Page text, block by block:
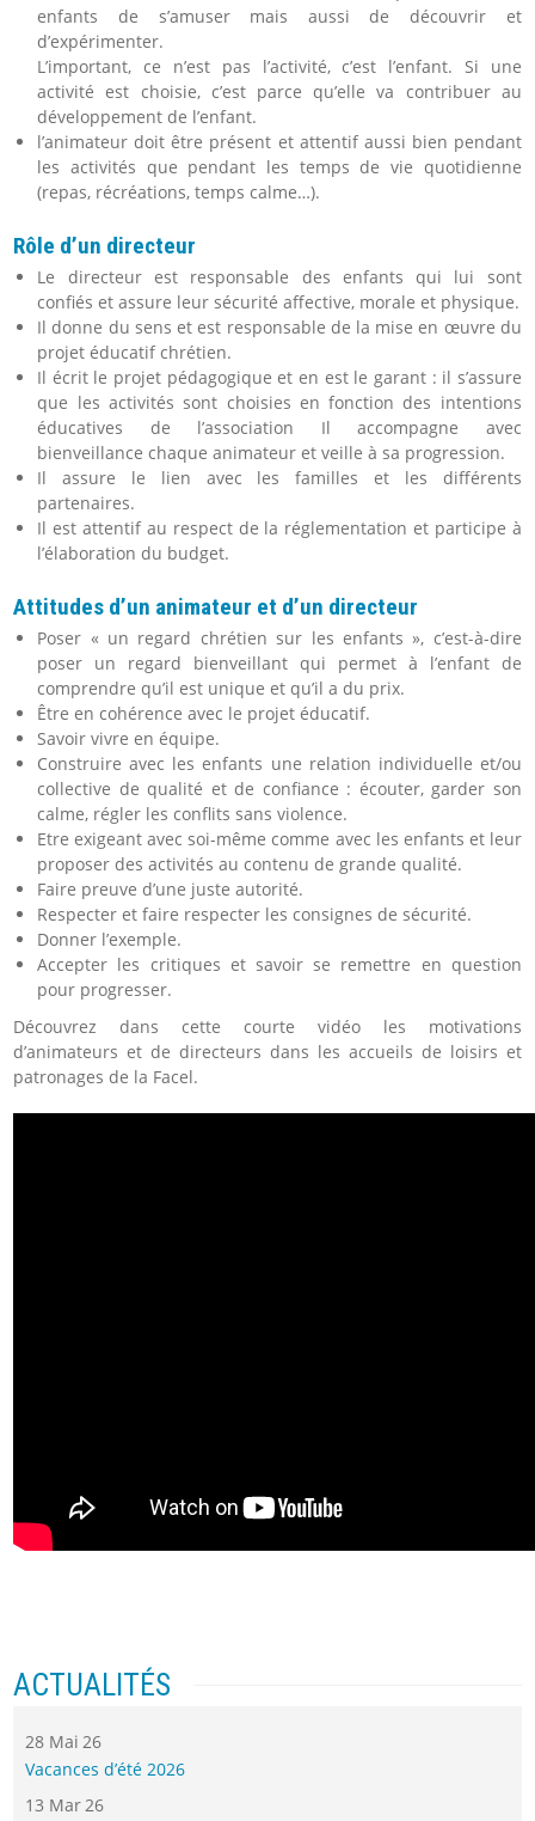
enfants de s’amuser mais aussi de découvrir et
d’expérimenter.
L’important, ce n’est pas l’activité, c’est l’enfant. Si une
activité est choisie, c’est parce qu’elle va contribuer au
développement de l’enfant.
l’animateur doit être présent et attentif aussi bien pendant
les activités que pendant les temps de vie quotidienne
(repas, récréations, temps calme…).
Rôle d’un directeur
Le directeur est responsable des enfants qui lui sont
confiés et assure leur sécurité affective, morale et physique.
Il donne du sens et est responsable de la mise en œuvre du
projet éducatif chrétien.
Il écrit le projet pédagogique et en est le garant : il s’assure
que les activités sont choisies en fonction des intentions
éducatives de l’association Il accompagne avec
bienveillance chaque animateur et veille à sa progression.
Il assure le lien avec les familles et les différents
partenaires.
Il est attentif au respect de la réglementation et participe à
l’élaboration du budget.
Attitudes d’un animateur et d’un directeur
Poser « un regard chrétien sur les enfants », c’est-à-dire
poser un regard bienveillant qui permet à l’enfant de
comprendre qu’il est unique et qu’il a du prix.
Être en cohérence avec le projet éducatif.
Savoir vivre en équipe.
Construire avec les enfants une relation individuelle et/ou
collective de qualité et de confiance : écouter, garder son
calme, régler les conflits sans violence.
Etre exigeant avec soi-même comme avec les enfants et leur
proposer des activités au contenu de grande qualité.
Faire preuve d’une juste autorité.
Respecter et faire respecter les consignes de sécurité.
Donner l’exemple.
Accepter les critiques et savoir se remettre en question
pour progresser.
Découvrez dans cette courte vidéo les motivations
d’animateurs et de directeurs dans les accueils de loisirs et
patronages de la Facel.
ACTUALITÉS
28 Mai 26
Vacances d’été 2026
13 Mar 26